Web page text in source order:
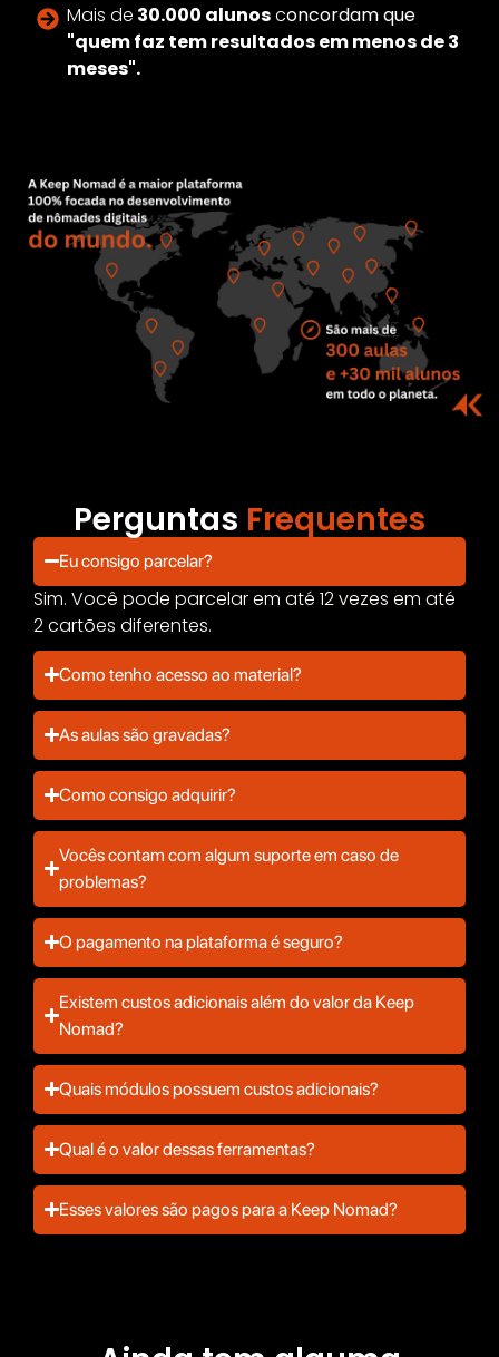
Mais de 30.000 alunosconcordam que
"quem faz tem resultados em menos de 3
meses".
Perguntas Frequentes
Eu consigo parcelar?
Sim. Você pode parcelar em até 12 vezes em até
2 cartões diferentes.
Como tenho acesso ao material?
As aulas são gravadas?
Como consigo adquirir?
Vocês contam com algum suporte em caso de
problemas?
O pagamento na plataforma é seguro?
Existem custos adicionais além do valor da Keep
Nomad?
Quais módulos possuem custos adicionais?
Qual é o valor dessas ferramentas?
Esses valores são pagos para a Keep Nomad?